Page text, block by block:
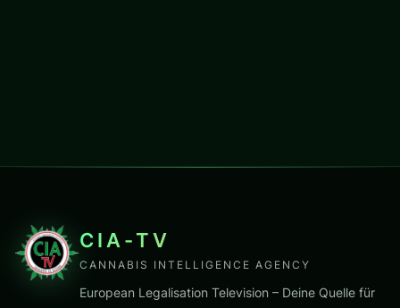
CIA-TV
CANNABIS INTELLIGENCE AGENCY
European Legalisation Television – Deine Quelle für